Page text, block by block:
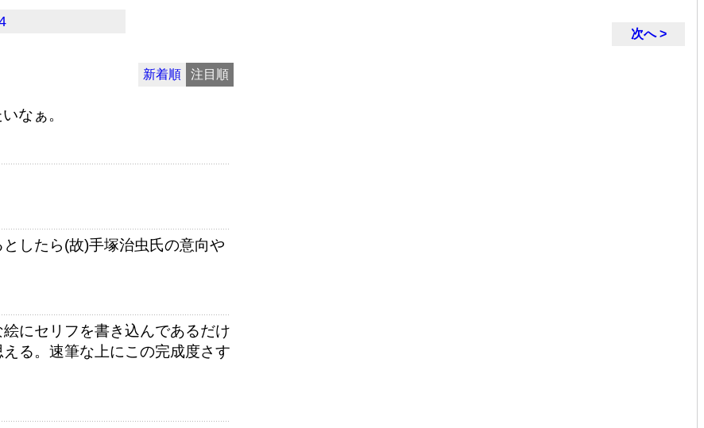
次へ >
新着順 注目順
なぁ。
したら(故)手塚治虫氏の意向や
にセリフを書き込んであるだけ
る。速筆な上にこの完成度さす